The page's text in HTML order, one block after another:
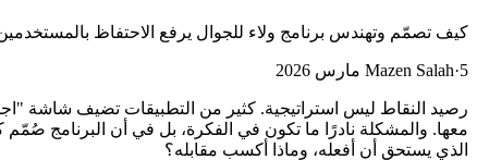
كيف تصمّم وتهندس برنامج ولاء للجوال يرفع الاحتفاظ بالمستخدمين:
Mazen Salah·5 مارس 2026
رصيد النقاط ليس استراتيجية. كثير من التطبيقات تضيف شاشة
معها. والمشكلة نادرًا ما تكون في الفكرة، بل في أن البرنامج
الذي يستحق أن أفعله، وماذا أكسب مقابله؟